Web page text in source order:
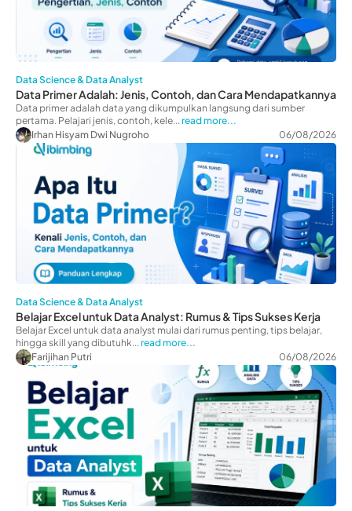
Data Science & Data Analyst
Data Primer Adalah: Jenis, Contoh, dan Cara Mendapatkannya
Data primer adalah data yang dikumpulkan langsung dari sumber
pertama. Pelajari jenis, contoh, kele... read more...
Irhan Hisyam Dwi Nugroho
06/08/2026
Data Science & Data Analyst
Belajar Excel untuk Data Analyst: Rumus & Tips Sukses Kerja
Belajar Excel untuk data analyst mulai dari rumus penting, tips belajar,
hingga skill yang dibutuhk... read more...
Farijihan Putri
06/08/2026